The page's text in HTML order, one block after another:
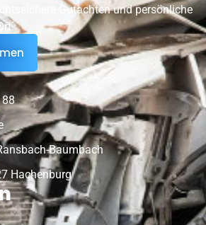
Gutachten und persönliche
Baumbach
Hachenburg